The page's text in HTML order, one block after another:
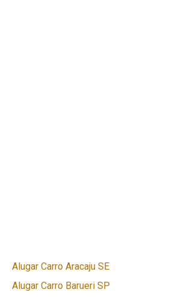
Alugar Carro Aracaju SE
Alugar Carro Barueri SP